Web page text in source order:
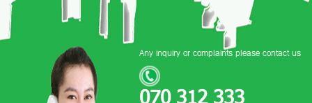
Any inquiry or complaints please contact us